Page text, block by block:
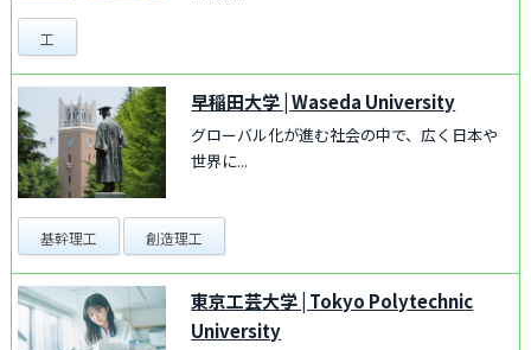
工
早稲田大学|Waseda University
グローバル化が進む社会の中で、広く日本や
世界に...
基幹理工 創造理工
東京工芸大学 Tokyo Polytechnic
University